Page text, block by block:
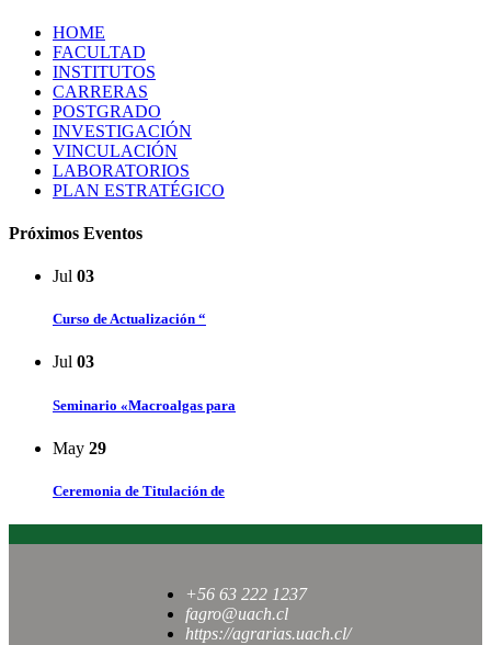
HOME
FACULTAD
INSTITUTOS
CARRERAS
POSTGRADO
INVESTIGACIÓN
VINCULACIÓN
LABORATORIOS
PLAN ESTRATÉGICO
Próximos Eventos
Jul 03
Curso de Actualización “
Jul 03
Seminario «Macroalgas para
May 29
Ceremonia de Titulación de
+56 63 222 1237
fagro@uach.cl
https://agrarias.uach.cl/